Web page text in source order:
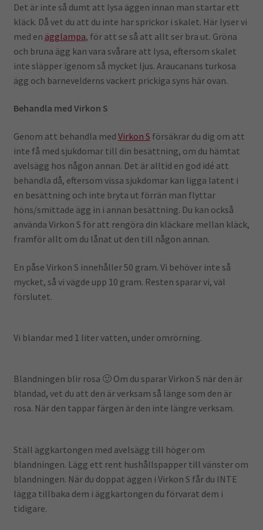
Det är inte så dumt att lysa äggen innan man startar ett
kläck. Då vet du att du inte har sprickor i skalet. Här lyser vi
med en ägglampa, för att se så att allt ser bra ut. Gröna
och bruna ägg kan vara svårare att lysa, eftersom skalet
inte släpper igenom så mycket ljus. Araucanans turkosa
ägg och barnevelderns vackert prickiga syns här ovan.
Behandla med Virkon S
Genom att behandla med Virkon S försäkrar du dig om att
inte få med sjukdomar till din besättning, om du hämtat
avelsägg hos någon annan. Det är alltid en god idé att
behandla då, eftersom vissa sjukdomar kan ligga latent i
en besättning och inte bryta ut förrän man flyttar
höns/smittade ägg in i annan besättning. Du kan också
använda Virkon S för att rengöra din kläckare mellan kläck,
framför allt om du lånat ut den till någon annan.
En påse Virkon S innehåller 50 gram. Vi behöver inte så
mycket, så vi vägde upp 10 gram. Resten sparar vi, väl
förslutet.
Vi blandar med 1 liter vatten, under omrörning.
Blandningen blir rosa 🙂 Om du sparar Virkon S när den är
blandad, vet du att den är verksam så länge som den är
rosa. När den tappar färgen är den inte längre verksam.
Ställ äggkartongen med avelsägg till höger om
blandningen. Lägg ett rent hushållspapper till vänster om
blandningen. När du doppat äggen i Virkon S får du INTE
lägga tillbaka dem i äggkartongen du förvarat dem i
tidigare.